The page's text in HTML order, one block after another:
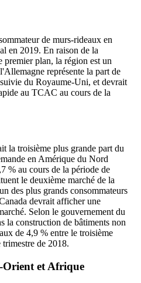
de murs-rideaux en
en 2019. En raison de la
premier plan, la région est un
représente la part de
du Royaume-Uni, et devrait
au TCAC au cours de la
la troisième plus grande part du
en Amérique du Nord
% au cours de la période de
le deuxième marché de la
des plus grands consommateurs
devrait afficher une
Selon le gouvernement du
la construction de bâtiments non
de 4,9 % entre le troisième
de 2018.
et Afrique